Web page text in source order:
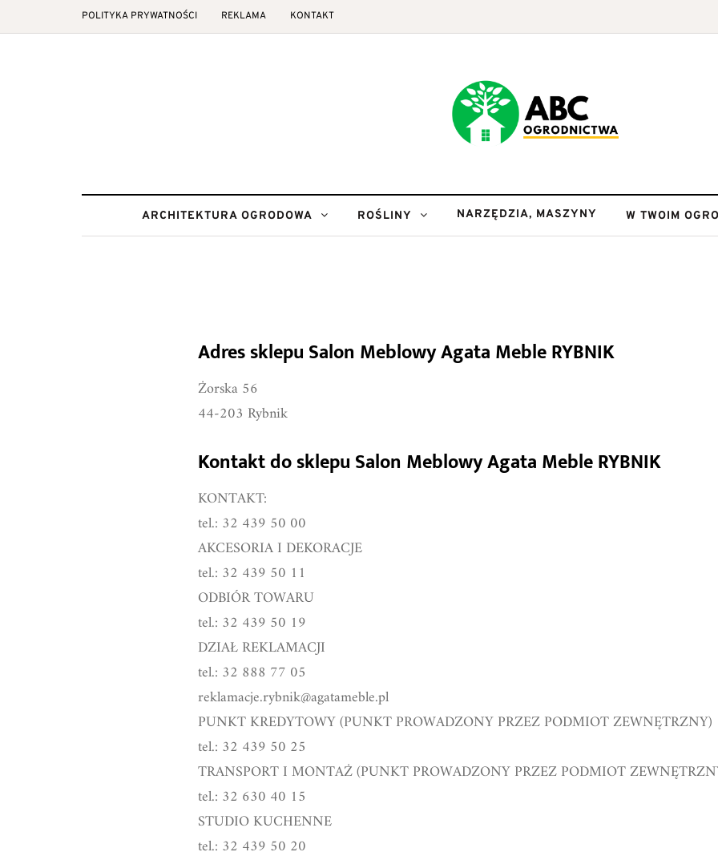
POLITYKA PRYWATNOŚCI REKLAMA KONTAKT
ARCHITEKTURA OGRODOWA ROŚLINY NARZĘDZIA, MASZYNY W TWOIM
Salon Meblowy Agata Meble RYBNIK
Adres sklepu Salon Meblowy Agata Meble RYBNIK
Żorska 56
44-203 Rybnik
Kontakt do sklepu Salon Meblowy Agata Meble RYBNIK
KONTAKT:
tel.: 32 439 50 00
AKCESORIA I DEKORACJE
tel.: 32 439 50 11
ODBIÓR TOWARU
tel.: 32 439 50 19
DZIAŁ REKLAMACJI
tel.: 32 888 77 05
reklamacje.rybnik@agatameble.pl
PUNKT KREDYTOWY (PUNKT PROWADZONY PRZEZ PODMIOT ZEWNĘTRZNY)
tel.: 32 439 50 25
TRANSPORT I MONTAŻ (PUNKT PROWADZONY PRZEZ PODMIOT
tel.: 32 630 40 15
STUDIO KUCHENNE
tel.: 32 439 50 20